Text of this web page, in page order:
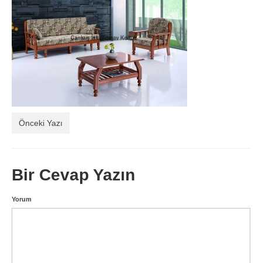
Bahçe Koltukları
Balkon Koltukları
Hakkımızda
Önceki Yazı
Bir Cevap Yazın
Yorum